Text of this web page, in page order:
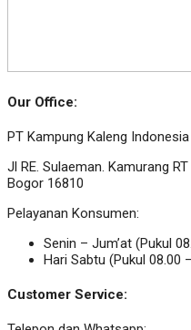
Our Office:
PT Kampung Kaleng Indonesia
Jl RE. Sulaeman. Kamurang
Bogor 16810
Pelayanan Konsumen:
Senin – Jum’at (Pukul
Hari Sabtu (Pukul 08.00
Customer Service: